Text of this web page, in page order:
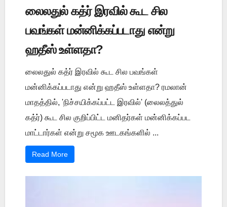
லைலதுல் கத்ர் இரவில் கூட சில
பவங்கள் மன்னிக்கப்படாது என்று
ஹதீஸ் உள்ளதா?
லைலதுல் கத்ர் இரவில் கூட சில பவங்கள்
மன்னிக்கப்படாது என்று ஹதீஸ் உள்ளதா? ரமலான்
மாதத்தில், 'நிச்சயிக்கப்பட்ட இரவில்' (லைலத்துல்
கத்ர்) கூட சில குறிப்பிட்ட மனிதர்கள் மன்னிக்கப்பட
மாட்டார்கள் என்று சமூக ஊடகங்களில் ...
Read More